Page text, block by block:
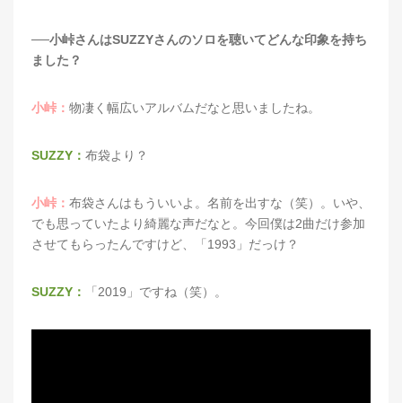
──小峠さんはSUZZYさんのソロを聴いてどんな印象を持ち
ました？
小峠： 物凄く幅広いアルバムだなと思いましたね。
SUZZY： 布袋より？
小峠： 布袋さんはもういいよ。名前を出すな（笑）。いや、
でも思っていたより綺麗な声だなと。今回僕は2曲だけ参加
させてもらったんですけど、「1993」だっけ？
SUZZY： 「2019」ですね（笑）。